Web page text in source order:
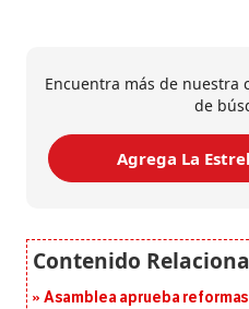
Encuentra más de nuestra
de
Agrega La
Asamblea aprueba